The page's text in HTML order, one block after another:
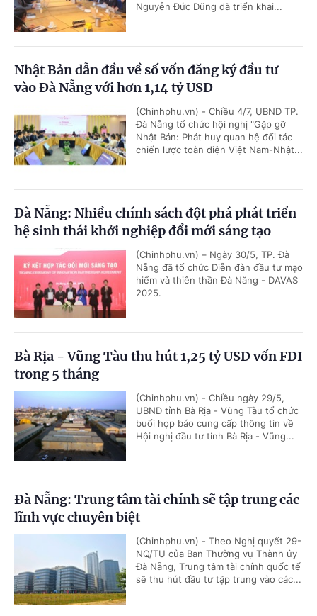
Nguyễn Đức Dũng đã triển khai...
Nhật Bản dẫn đầu về số vốn đăng ký đầu tư
vào Đà Nẵng với hơn 1,14 tỷ USD
(Chinhphu.vn) - Chiều 4/7, UBND TP.
Đà Nẵng tổ chức hội nghị "Gặp gỡ
Nhật Bản: Phát huy quan hệ đối tác
chiến lược toàn diện Việt Nam-Nhật...
Đà Nẵng: Nhiều chính sách đột phá phát triển
hệ sinh thái khởi nghiệp đổi mới sáng tạo
(Chinhphu.vn) – Ngày 30/5, TP. Đà
Nẵng đã tổ chức Diễn đàn đầu tư mạo
hiểm và thiên thần Đà Nẵng - DAVAS
2025.
Bà Rịa - Vũng Tàu thu hút 1,25 tỷ USD vốn FDI
trong 5 tháng
(Chinhphu.vn) - Chiều ngày 29/5,
UBND tỉnh Bà Rịa - Vũng Tàu tổ chức
buổi họp báo cung cấp thông tin về
Hội nghị đầu tư tỉnh Bà Rịa - Vũng...
Đà Nẵng: Trung tâm tài chính sẽ tập trung các
lĩnh vực chuyên biệt
(Chinhphu.vn) - Theo Nghị quyết 29-
NQ/TU của Ban Thường vụ Thành ủy
Đà Nẵng, Trung tâm tài chính quốc tế
sẽ thu hút đầu tư tập trung vào các...